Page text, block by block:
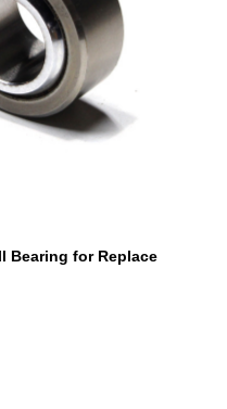
Bearing for Replace